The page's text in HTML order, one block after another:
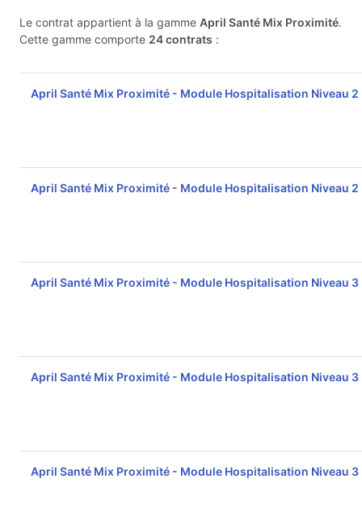
Le contrat appartient à la gamme April Santé Mix Proximité.
Cette gamme comporte 24 contrats :
April Santé Mix Proximité - Module Hospitalisation Niveau 2
April Santé Mix Proximité - Module Hospitalisation Niveau 2
April Santé Mix Proximité - Module Hospitalisation Niveau 3
April Santé Mix Proximité - Module Hospitalisation Niveau 3
April Santé Mix Proximité - Module Hospitalisation Niveau 3